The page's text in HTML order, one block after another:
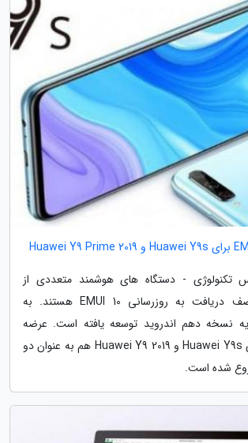
تکنولوژی - دستگاه های هوشمند متعددی از
برندHuawei در صف دریافت به روزرسانی EMUI 10 هستند. به
نسخه دهم اندروید توسعه یافته است. عرضه
آپدیت یادشده برای Huawei Y9s و Huawei Y9 2019 هم به عنوان دو
شده است.